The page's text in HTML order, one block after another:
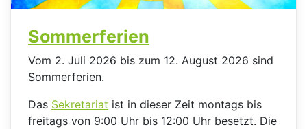
Sommerferien
Vom 2. Juli 2026 bis zum 12. August 2026 sind
Sommerferien.
Das Sekretariat ist in dieser Zeit montags bis
freitags von 9:00 Uhr bis 12:00 Uhr besetzt. Die